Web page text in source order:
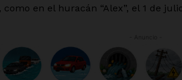
en el huracán “Alex”, el 1 de